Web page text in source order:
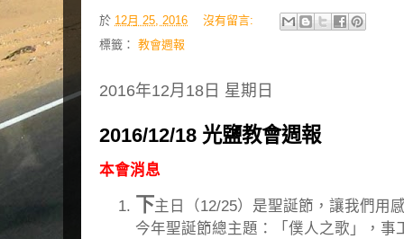
於 12月 25, 2016
沒有留言:
標籤： 教會週報
2016年12月18日 星期日
2016/12/18 光鹽教會週報
本會消息
下主日（12/25）是聖誕節，讓我們用
今年聖誕節總主題：「僕人之歌」，